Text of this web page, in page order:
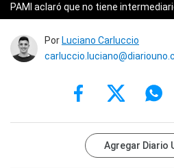
PAMI aclaró que no tiene
Por Luciano Carluccio
Agregar Diario